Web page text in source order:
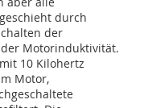
durch
der
Motorinduktivität.
10 Kilohertz
Motor,